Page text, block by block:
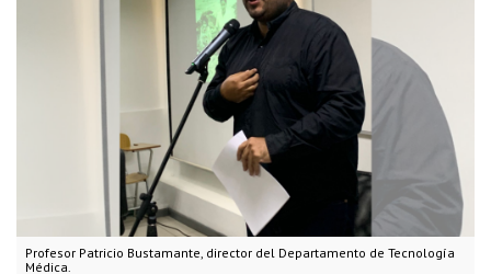
Profesor Patricio Bustamante, director del Departamento de Tecnología
Médica.